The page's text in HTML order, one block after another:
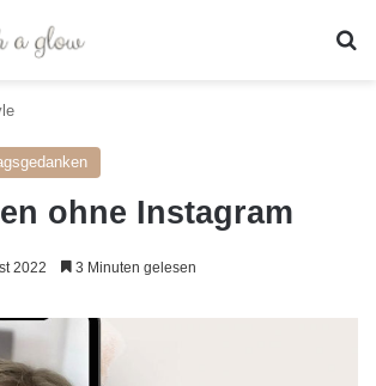
ohne Instagram
2022 3 Minuten gelesen